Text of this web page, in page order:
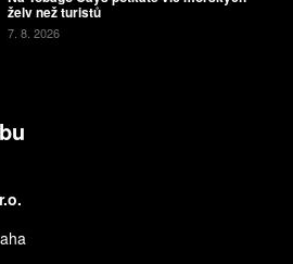
želv než turistů
7. 8. 2026